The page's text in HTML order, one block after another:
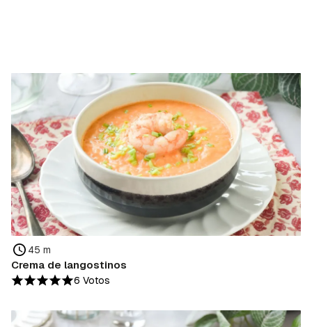
45 m
Crema de langostinos
6 Votos